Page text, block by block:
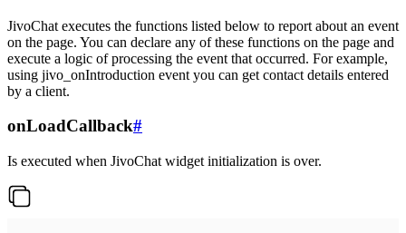
JivoChat executes the functions listed below to report about an event
on the page. You can declare any of these functions on the page and
execute a logic of processing the event that occurred. For example,
using jivo_onIntroduction event you can get contact details entered
by a client.
onLoadCallback#
Is executed when JivoChat widget initialization is over.